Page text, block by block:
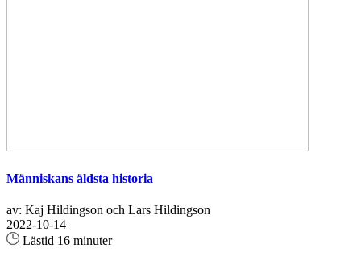
Människans äldsta historia
av: Kaj Hildingson och Lars Hildingson
2022-10-14
Lästid 16 minuter